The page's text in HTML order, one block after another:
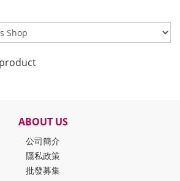
ABOUT US
公司簡介
隱私政策
批發募集